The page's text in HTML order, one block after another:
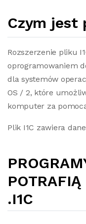
Czym jest
Rozszerzenie pliku
oprogramowaniem
dla systemów
OS / 2, które
komputer za
Plik I1C zawiera
.I1C